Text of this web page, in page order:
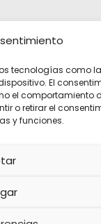
tecnologías como
El
el comportamiento
o retirar el
y funciones.